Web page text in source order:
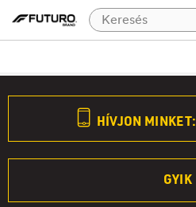
HÍVJON
GYIK